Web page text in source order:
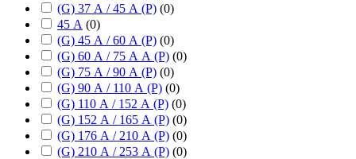
(G) 37 А / 45 А (P) (0)
45 А (0)
(G) 45 А / 60 А (P) (0)
(G) 60 А / 75 А А (P) (0)
(G) 75 А / 90 А (P) (0)
(G) 90 А / 110 А (P) (0)
(G) 110 А / 152 А (P) (0)
(G) 152 А / 165 А (P) (0)
(G) 176 А / 210 А (P) (0)
(G) 210 А / 253 А (P) (0)